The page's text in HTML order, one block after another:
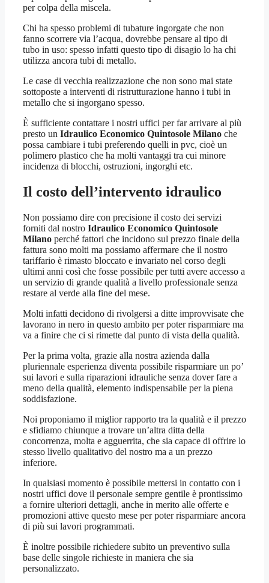
per colpa della miscela.
Chi ha spesso problemi di tubature ingorgate che non
fanno scorrere via l’acqua, dovrebbe pensare al tipo di
tubo in uso: spesso infatti questo tipo di disagio lo ha chi
utilizza ancora tubi di metallo.
Le case di vecchia realizzazione che non sono mai state
sottoposte a interventi di ristrutturazione hanno i tubi in
metallo che si ingorgano spesso.
È sufficiente contattare i nostri uffici per far arrivare al più
presto un Idraulico Economico Quintosole Milano che
possa cambiare i tubi preferendo quelli in pvc, cioè un
polimero plastico che ha molti vantaggi tra cui minore
incidenza di blocchi, ostruzioni, ingorghi etc.
Il costo dell’intervento idraulico
Non possiamo dire con precisione il costo dei servizi
forniti dal nostro Idraulico Economico Quintosole
Milano perché fattori che incidono sul prezzo finale della
fattura sono molti ma possiamo affermare che il nostro
tariffario è rimasto bloccato e invariato nel corso degli
ultimi anni così che fosse possibile per tutti avere accesso a
un servizio di grande qualità a livello professionale senza
restare al verde alla fine del mese.
Molti infatti decidono di rivolgersi a ditte improvvisate che
lavorano in nero in questo ambito per poter risparmiare ma
va a finire che ci si rimette dal punto di vista della qualità.
Per la prima volta, grazie alla nostra azienda dalla
pluriennale esperienza diventa possibile risparmiare un po’
sui lavori e sulla riparazioni idrauliche senza dover fare a
meno della qualità, elemento indispensabile per la piena
soddisfazione.
Noi proponiamo il miglior rapporto tra la qualità e il prezzo
e sfidiamo chiunque a trovare un’altra ditta della
concorrenza, molta e agguerrita, che sia capace di offrire lo
stesso livello qualitativo del nostro ma a un prezzo
inferiore.
In qualsiasi momento è possibile mettersi in contatto con i
nostri uffici dove il personale sempre gentile è prontissimo
a fornire ulteriori dettagli, anche in merito alle offerte e
promozioni attive questo mese per poter risparmiare ancora
di più sui lavori programmati.
È inoltre possibile richiedere subito un preventivo sulla
base delle singole richieste in maniera che sia
personalizzato.